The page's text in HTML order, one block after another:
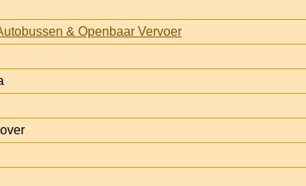
& Openbaar Vervoer